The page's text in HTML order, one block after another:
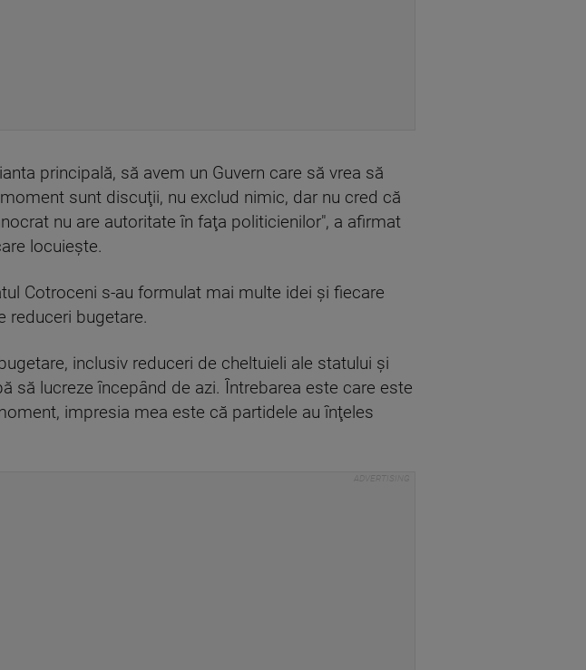
principală, să avem un Guvern care să vrea să
sunt discuţii, nu exclud nimic, dar nu cred că
nu are autoritate în faţa politicienilor", a afirmat
locuieşte.
Cotroceni s-au formulat mai multe idei şi fiecare
reduceri bugetare.
inclusiv reduceri de cheltuieli ale statului şi
să lucreze începând de azi. Întrebarea este care este
impresia mea este că partidele au înţeles